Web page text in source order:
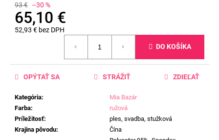
93 € –30 %
65,10 €
52,93 € bez DPH
DO KOŠÍKA
Kategória:
Mia Bazár
Farba:
ružová
Príležitosť:
ples, svadba, stužková
Krajina pôvodu:
Čína
OPÝTAŤ SA STRÁŽIŤ ZDIEĽAŤ